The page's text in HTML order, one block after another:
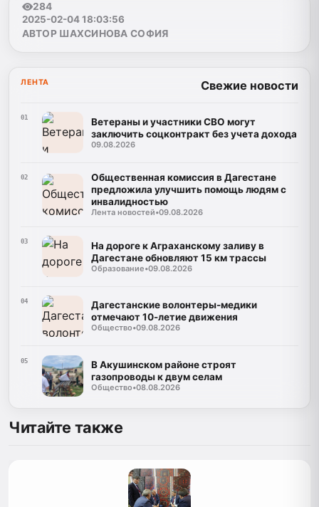
284
2025-02-04 18:03:56
АВТОР ШАХСИНОВА СОФИЯ
ЛЕНТА Свежие новости
01
Ветераны и участники СВО могут
заключить соцконтракт без учета дохода
09.08.2026
02
Общественная комиссия в Дагестане
предложила улучшить помощь людям с
инвалидностью
Лента новостей•09.08.2026
03
На дороге к Аграханскому заливу в
Дагестане обновляют 15 км трассы
Образование•09.08.2026
04
Дагестанские волонтеры-медики
отмечают 10-летие движения
Общество•09.08.2026
05
В Акушинском районе строят
газопроводы к двум селам
Общество•08.08.2026
Читайте также